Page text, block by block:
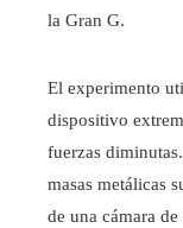
la Gran G.
El experimento
dispositivo
fuerzas
masas metálicas
de una cámara